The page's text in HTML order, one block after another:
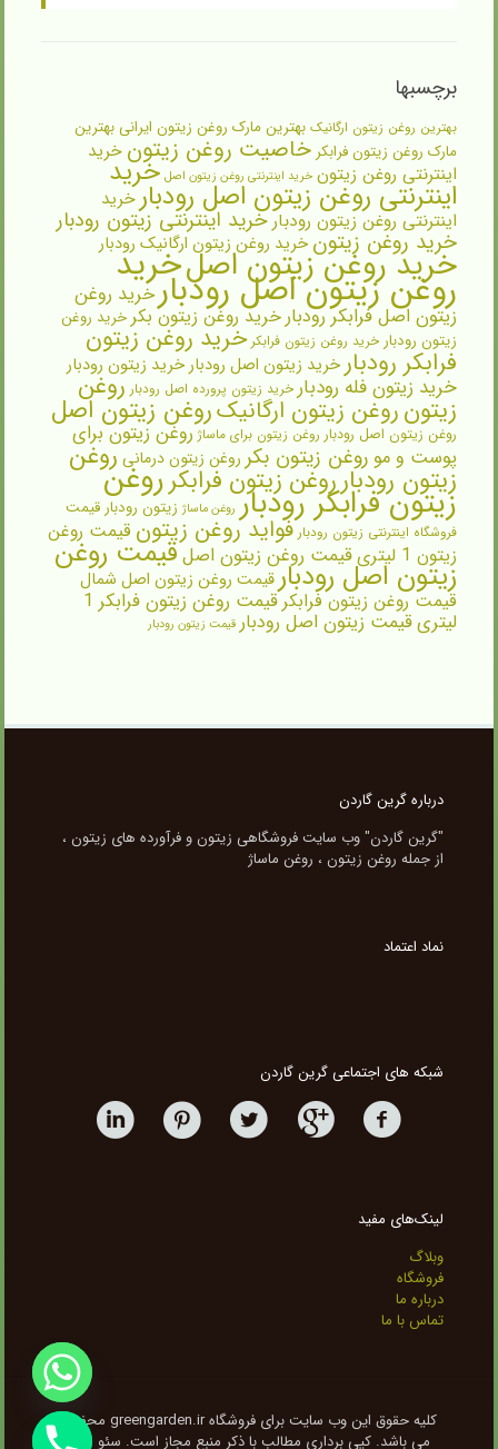
برچسبها
بهترین روغن زیتون ارگانیک بهترین مارک روغن زیتون ایرانی بهترین
مارک روغن زیتون فرابکر خاصیت روغن زیتون خرید
اینترنتی روغن زیتون خرید اینترنتی روغن زیتون اصل خرید
اینترنتی روغن زیتون اصل رودبار خرید
اینترنتی روغن زیتون رودبارخرید اینترنتی زیتون رودبار
خرید روغن زیتون خرید روغن زیتون ارگانیک رودبار
خرید روغن زیتون اصلخریدروغن زیتون اصل رودبارخرید روغن
زیتون اصل فرابکر رودبارخرید روغن زیتون بکر خرید روغن
زیتون رودبار خرید روغن زیتون فرابکر خرید روغن زیتون
فرابکر رودبار خرید زیتون اصل رودبارخرید زیتون رودبار
خرید زیتون فله رودبار خرید زیتون پرورده اصل رودبار روغن
زیتونروغن زیتون ارگانیکروغن زیتون اصل
روغن زیتون اصل رودبار روغن زیتون برای ماساژ روغن زیتون برای
پوست و مو روغن زیتون بکر روغن زیتون درمانی روغن
زیتون رودبارروغن زیتون فرابکرروغن
زیتون فرابکر رودبار روغن ماساژ زیتون رودبار قیمت
فروشگاه اینترنتی زیتون رودبار فواید روغن زیتون قیمت روغن
زیتون 1 لیتری
قیمت روغن زیتون اصلقیمت روغن
زیتون اصل رودبارقیمت روغن زیتون اصل شمال
قیمت روغن زیتون فرابکر قیمت روغن زیتون فرابکر 1
لیتریقیمت زیتون اصل رودبار قیمت زیتون رودبار
درباره گرین گاردن
"گرین گاردن" وب سایت فروشگاهی زیتون و فرآورده های زیتون ،
از جمله روغن زیتون ، روغن ماساژ
نماد اعتماد
شبکه های اجتماعی گرین گاردن
لینک‌های مفید
وبلاگ
فروشگاه
درباره ما
تماس با ما
کلیه حقوق این وب سایت برای فروشگاه greengarden.ir محفوظ
می باشد. کپی برداری مطالب با ذکر منبع مجاز است. سئو شده